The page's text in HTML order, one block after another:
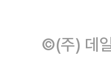
©(주) 데